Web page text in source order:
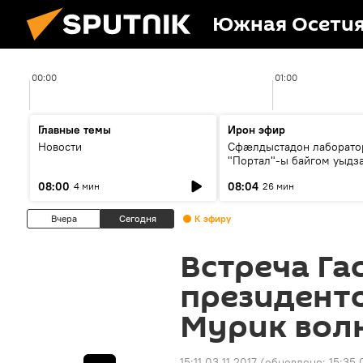
Южная
00:00 01:00
Главные темы
Новости
08:00 4 мин
Ирон эфир
Сфæлдыстадон
"Портал"-ы байгом
Æхсары куыстыты
08:04 26 мин
Вчера Сегодня К эфиру
Встреча
Мурик